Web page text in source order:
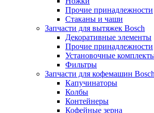
Прочие принадлежности
Стаканы и чаши
Запчасти для вытяжек Bosch
Декоративные элементы
Прочие принадлежности
Установочные
Фильтры
Запчасти для кофемашин Bosch
Капучинаторы
Колбы
Контейнеры
Кофейные зерна